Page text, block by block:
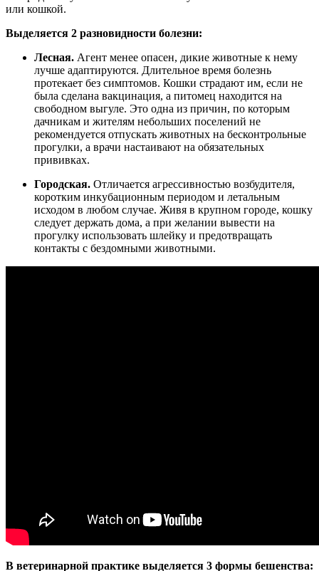
или кошкой.
Выделяется 2 разновидности болезни:
Лесная. Агент менее опасен, дикие животные к нему
лучше адаптируются. Длительное время болезнь
протекает без симптомов. Кошки страдают им, если не
была сделана вакцинация, а питомец находится на
свободном выгуле. Это одна из причин, по которым
дачникам и жителям небольших поселений не
рекомендуется отпускать животных на бесконтрольные
прогулки, а врачи настаивают на обязательных
прививках.
Городская. Отличается агрессивностью возбудителя,
коротким инкубационным периодом и летальным
исходом в любом случае. Живя в крупном городе, кошку
следует держать дома, а при желании вывести на
прогулку использовать шлейку и предотвращать
контакты с бездомными животными.
В ветеринарной практике выделяется 3 формы бешенства: